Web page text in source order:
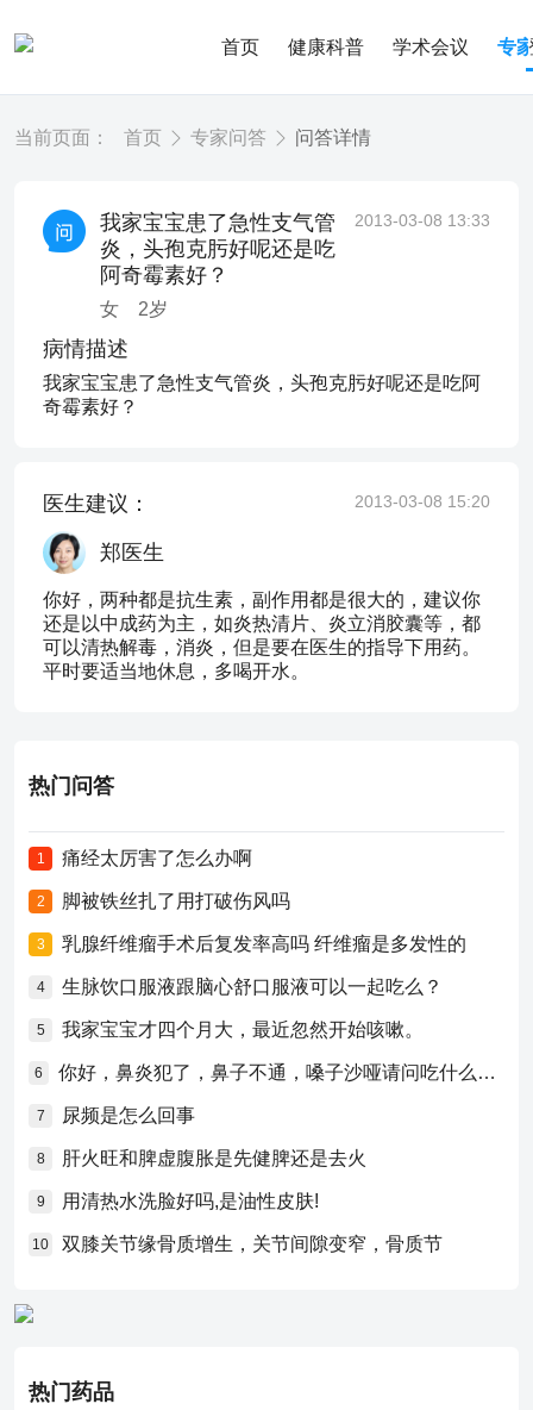
首页 健康科普 学术会议 专
当前页面： 首页 专家问答 问答详情
我家宝宝患了急性支气管
炎，头孢克肟好呢还是吃
阿奇霉素好？
女 2岁
2013-03-08 13:33
病情描述
我家宝宝患了急性支气管炎，头孢克肟好呢还是吃阿
奇霉素好？
医生建议： 2013-03-08 15:20
郑医生
你好，两种都是抗生素，副作用都是很大的，建议你
还是以中成药为主，如炎热清片、炎立消胶囊等，都
可以清热解毒，消炎，但是要在医生的指导下用药。
平时要适当地休息，多喝开水。
热门问答
1 痛经太厉害了怎么办啊
2 脚被铁丝扎了用打破伤风吗
3 乳腺纤维瘤手术后复发率高吗 纤维瘤是多发性的
4 生脉饮口服液跟脑心舒口服液可以一起吃么？
5 我家宝宝才四个月大，最近忽然开始咳嗽。
6 你好，鼻炎犯了，鼻子不通，嗓子沙哑请问吃什么药比较好？
7 尿频是怎么回事
8 肝火旺和脾虚腹胀是先健脾还是去火
9 用清热水洗脸好吗,是油性皮肤!
10 双膝关节缘骨质增生，关节间隙变窄，骨质节
热门药品